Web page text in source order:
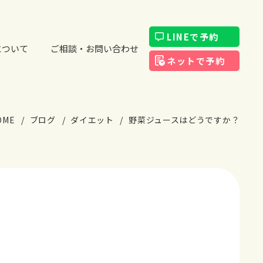
いて ご相談・お問い合わせ
LINEで予約
ネットで予約
ブログ ダイエット 野菜ジュースはどうですか？